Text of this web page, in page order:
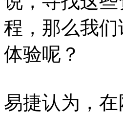
程，那么我
体验呢？
易捷认为，